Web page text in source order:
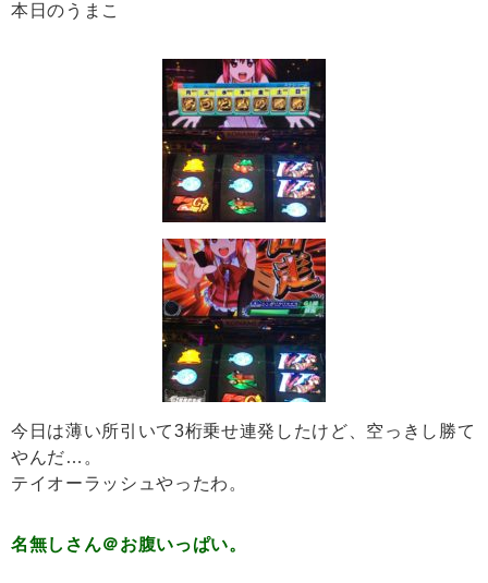
本日のうまこ
今日は薄い所引いて3桁乗せ連発したけど、空っきし勝て
やんだ…。
テイオーラッシュやったわ。
名無しさん＠お腹いっぱい。